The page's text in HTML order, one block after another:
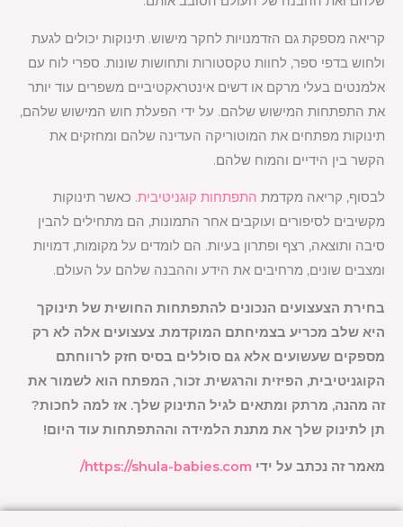
קריאה מספקת גם הזדמנויות לחקר מישוש. תינוקות יכולים לגעת
ולחוש בדפי ספר, לחוות טקסטורות ותחושות שונות. ספרי לוח עם
אלמנטים בעלי מרקם או דשים אינטראקטיביים משפרים עוד יותר
את התפתחות המישוש שלהם. על ידי הפעלת חוש המישוש שלהם,
תינוקות מפתחים את המוטוריקה העדינה שלהם ומחזקים את
הקשר בין הידיים והמוח שלהם.
לבסוף, קריאה מקדמת התפתחות קוגניטיבית. כאשר תינוקות
מקשיבים לסיפורים ועוקבים אחר התמונות, הם מתחילים להבין
סיבה ותוצאה, רצף ופתרון בעיות. הם לומדים על מקומות, דמויות
ומצבים שונים, מרחיבים את הידע וההבנה שלהם על העולם.
בחירת הצעצועים הנכונים להתפתחות החושית של תינוקך
היא שלב מכריע בצמיחתם המוקדמת. צעצועים אלה לא רק
מספקים שעשועים אלא גם סוללים בסיס חזק לרווחתם
הקוגניטיבית, הפיזית והרגשית. זכור, המפתח הוא לשמור את
זה מהנה, מרתק ומתאים לגיל התינוק שלך. אז למה לחכות?
תן לתינוק שלך את מתנת הלמידה וההתפתחות עוד היום!
מאמר זה נכתב על ידי https://shula-babies.com/